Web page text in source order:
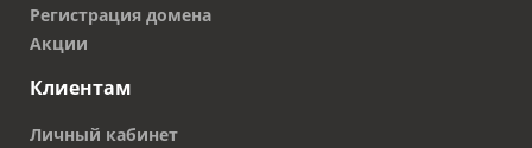
Регистрация домена
Акции
Клиентам
Личный кабинет